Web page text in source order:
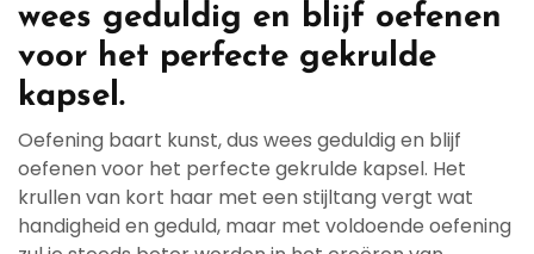
wees geduldig en blijf oefenen
voor het perfecte gekrulde
kapsel.
Oefening baart kunst, dus wees geduldig en blijf
oefenen voor het perfecte gekrulde kapsel. Het
krullen van kort haar met een stijltang vergt wat
handigheid en geduld, maar met voldoende oefening